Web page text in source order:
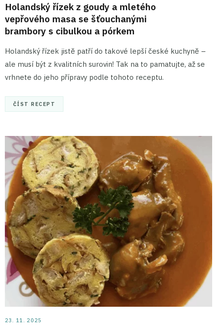
Holandský řízek z goudy a mletého
vepřového masa se šťouchanými
brambory s cibulkou a pórkem
Holandský řízek jistě patří do takové lepší české kuchyně –
ale musí být z kvalitních surovin! Tak na to pamatujte, až se
vrhnete do jeho přípravy podle tohoto receptu.
ČÍST RECEPT
23. 11. 2025